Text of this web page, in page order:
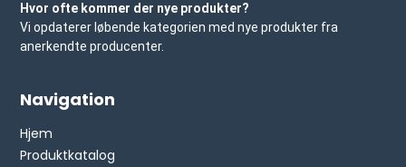
Hvor ofte kommer der nye produkter?
Vi opdaterer løbende kategorien med nye produkter fra
anerkendte producenter.
Navigation
Hjem
Produktkatalog